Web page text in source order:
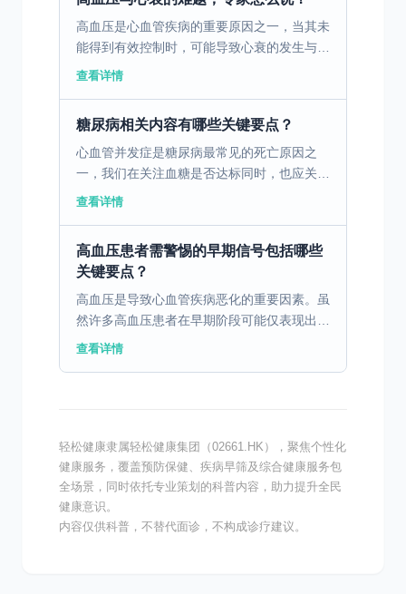
高血压是心血管疾病的重要原因之一，当其未
能得到有效控制时，可能导致心衰的发生与加
重。那么，面对高血压合并心衰，我们该如何
查看详情
糖尿病相关内容有哪些关键要点？
心血管并发症是糖尿病最常见的死亡原因之
一，我们在关注血糖是否达标同时，也应关注
常规心血管疾病危险因素（年龄、吸烟、血
查看详情
高血压患者需警惕的早期信号包括哪些
关键要点？
高血压是导致心血管疾病恶化的重要因素。虽
然许多高血压患者在早期阶段可能仅表现出轻
微的症状，例如偶发性头痛或头晕，但这些看
查看详情
轻松健康隶属轻松健康集团（02661.HK），聚焦个性化
健康服务，覆盖预防保健、疾病早筛及综合健康服务包
全场景，同时依托专业策划的科普内容，助力提升全民
健康意识。
内容仅供科普，不替代面诊，不构成诊疗建议。